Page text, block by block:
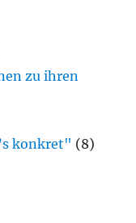
zu ihren
konkret" (8)